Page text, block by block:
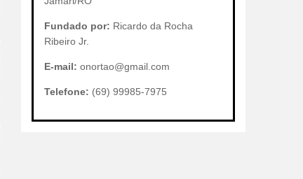
Fundado por: Ricardo da Rocha
Ribeiro Jr.
E-mail: onortao@gmail.com
Telefone: (69) 99985-7975